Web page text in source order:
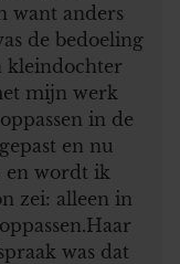
want anders
de bedoeling
kleindochter
mijn werk
in de
en nu
en wordt ik
zei: alleen in
was dat